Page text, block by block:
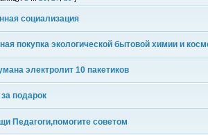
социализация
покупка экологической бытовой химии и
электролит 10 пакетиков
подарок
Педагоги,помогите советом